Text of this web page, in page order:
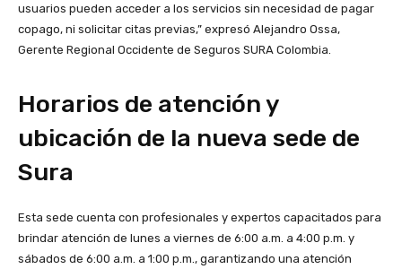
usuarios pueden acceder a los servicios sin necesidad de pagar
copago, ni solicitar citas previas,” expresó Alejandro Ossa,
Gerente Regional Occidente de Seguros SURA Colombia.
Horarios de atención y
ubicación de la nueva sede de
Sura
Esta sede cuenta con profesionales y expertos capacitados para
brindar atención de lunes a viernes de 6:00 a.m. a 4:00 p.m. y
sábados de 6:00 a.m. a 1:00 p.m., garantizando una atención